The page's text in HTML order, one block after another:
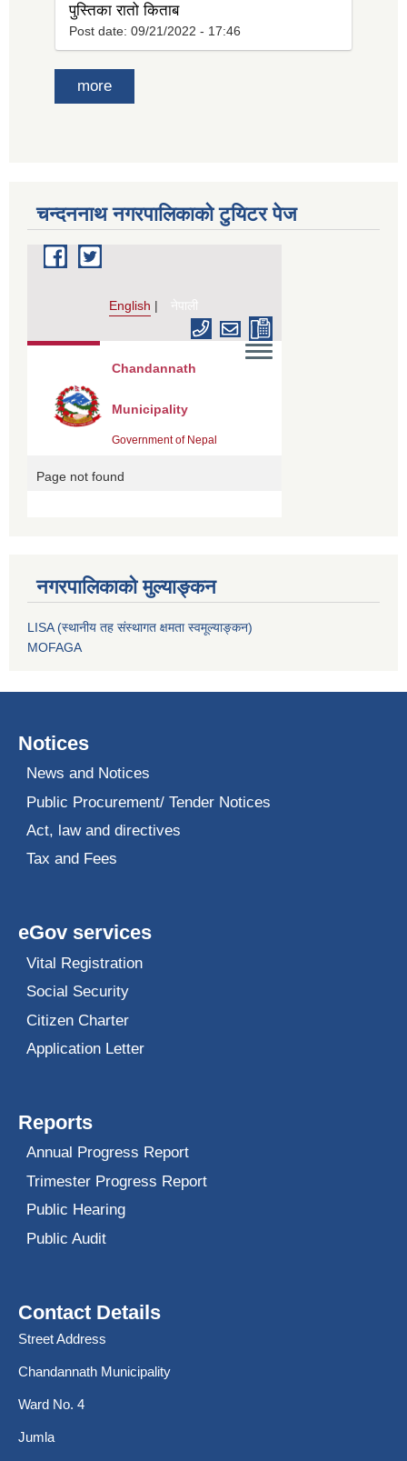
पुस्तिका रातो किताब
Post date: 09/21/2022 - 17:46
more
चन्दननाथ नगरपालिकाको टुयिटर पेज
नगरपालिकाको मुल्याङ्कन
LISA (स्थानीय तह संस्थागत क्षमता स्वमूल्याङ्कन)
MOFAGA
Notices
News and Notices
Public Procurement/ Tender Notices
Act, law and directives
Tax and Fees
eGov services
Vital Registration
Social Security
Citizen Charter
Application Letter
Reports
Annual Progress Report
Trimester Progress Report
Public Hearing
Public Audit
Contact Details
Street Address
Chandannath Municipality
Ward No. 4
Jumla